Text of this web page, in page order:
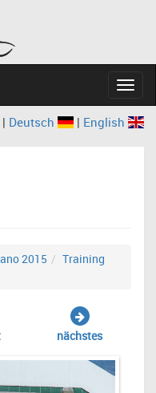
Deutsch | English
2015
Training
nächstes